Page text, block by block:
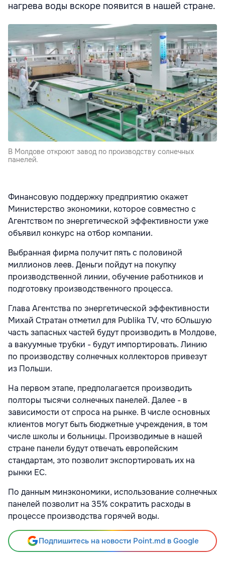
нагрева воды вскоре появится в нашей стране.
В Молдове откроют завод по производству солнечных
панелей.
Финансовую поддержку предприятию окажет
Министерство экономики, которое совместно с
Агентством по энергетической эффективности уже
объявил конкурс на отбор компании.
Выбранная фирма получит пять с половиной
миллионов леев. Деньги пойдут на покупку
производственной линии, обучение работников и
подготовку производственного процесса.
Глава Агентства по энергетической эффективности
Михай Стратан отметил для Publika TV, что бОльшую
часть запасных частей будут производить в Молдове,
а вакуумные трубки - будут импортировать. Линию
по производству солнечных коллекторов привезут
из Польши.
На первом этапе, предполагается производить
полторы тысячи солнечных панелей. Далее - в
зависимости от спроса на рынке. В числе основных
клиентов могут быть бюджетные учреждения, в том
числе школы и больницы. Производимые в нашей
стране панели будут отвечать европейским
стандартам, это позволит экспортировать их на
рынки ЕС.
По данным минэкономики, использование солнечных
панелей позволит на 35% сократить расходы в
процессе производства горячей воды.
Подпишитесь на новости Point.md в Google